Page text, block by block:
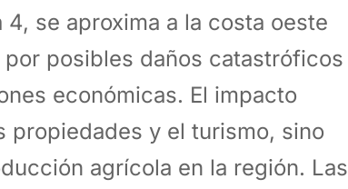
se aproxima a la costa oeste
posibles daños catastróficos
económicas. El impacto
propiedades y el turismo, sino
agrícola en la región. Las